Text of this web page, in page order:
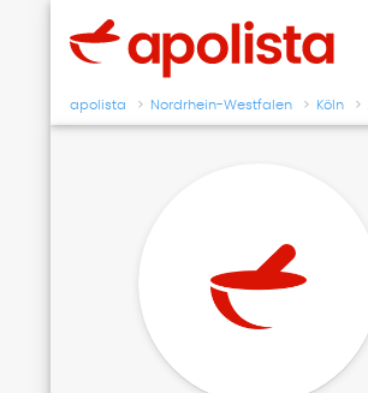
apolista Nordrhein-Westfalen Köln